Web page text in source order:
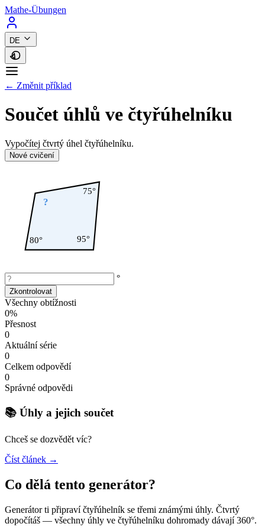
Mathe-Übungen
DE
← Změnit příklad
Součet úhlů ve čtyřúhelníku
Vypočítej čtvrtý úhel čtyřúhelníku.
Nové cvičení
80° 95°
75°
?
°
Zkontrolovat
Všechny obtížnosti
0%
Přesnost
0
Aktuální série
0
Celkem odpovědí
0
Správné odpovědi
📚 Úhly a jejich součet
Chceš se dozvědět víc?
Číst článek →
Co dělá tento generátor?
Generátor ti připraví čtyřúhelník se třemi známými úhly. Čtvrtý
dopočítáš — všechny úhly ve čtyřúhelníku dohromady dávají 360°.